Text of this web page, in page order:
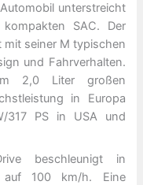
unterstreicht
SAC. Der
mit seiner M typischen
und Fahrverhalten.
2,0 Liter großen
in Europa
317 PS in USA und
beschleunigt in
100 km/h. Eine